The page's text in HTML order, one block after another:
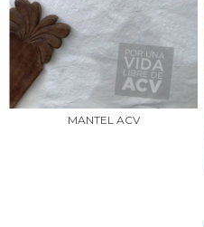
MANTEL ACV